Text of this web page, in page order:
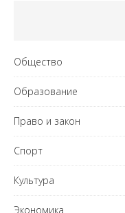
Общество
Образование
Право и закон
Спорт
Культура
Экономика